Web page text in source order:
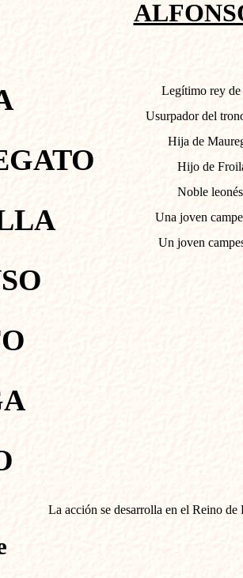
Legítimo rey de
Usurpador del trono
Hija de
Hijo de
Noble leonés
Una joven
Un joven
La acción se desarrolla en el Reino